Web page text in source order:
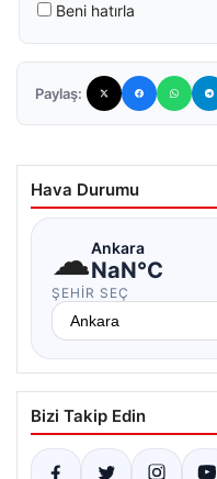
Beni hatırla
Paylaş:
Hava Durumu
☁Ankara
NaN°C
ŞEHIR SEÇ
Bizi Takip Edin